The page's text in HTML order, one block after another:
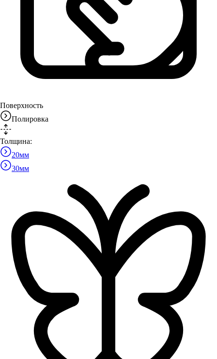
Поверхность
Полировка
Толщина:
20мм
30мм